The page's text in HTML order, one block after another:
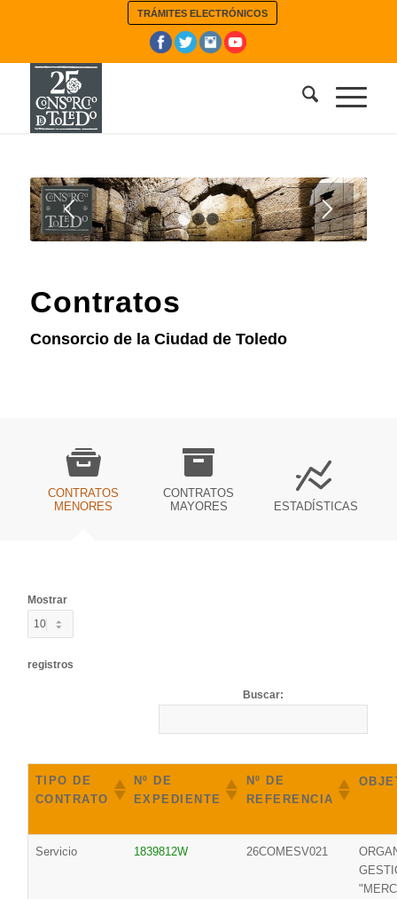
TRÁMITES ELECTRÓNICOS
1 2 3
Contratos
Consorcio de la Ciudad de Toledo
CONTRATOS
MENORES
CONTRATOS
MAYORES
ESTADÍSTICAS
Mostrar
registros
Buscar:
TIPO DE
CONTRATO
Nº DE
EXPEDIENTE
Nº DE
REFERENCIA
Servicio 1839812W 26COMESV021